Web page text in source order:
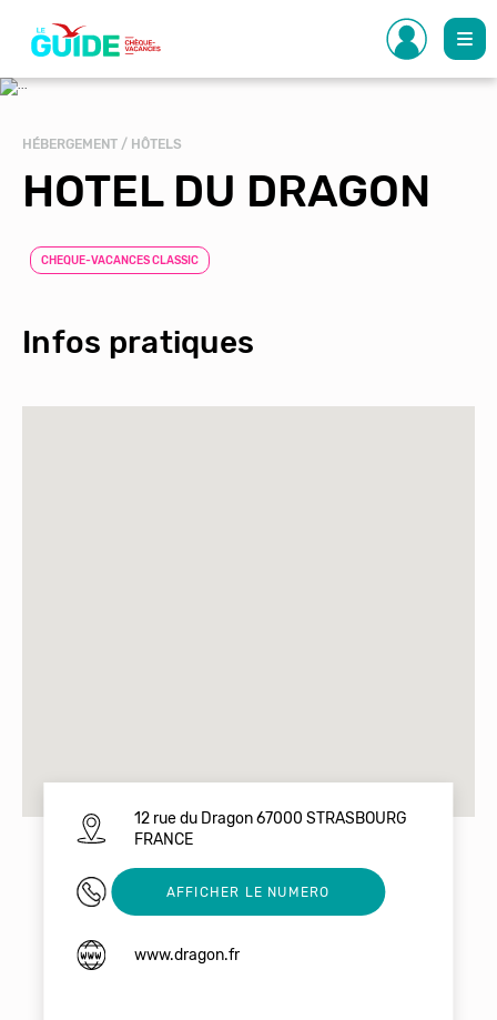
contenu
principal
HÉBERGEMENT / HÔTELS
HOTEL DU DRAGON
CHEQUE-VACANCES CLASSIC
Infos pratiques
12 rue du Dragon 67000 STRASBOURG
FRANCE
0388357980
AFFICHER LE NUMERO
www.dragon.fr